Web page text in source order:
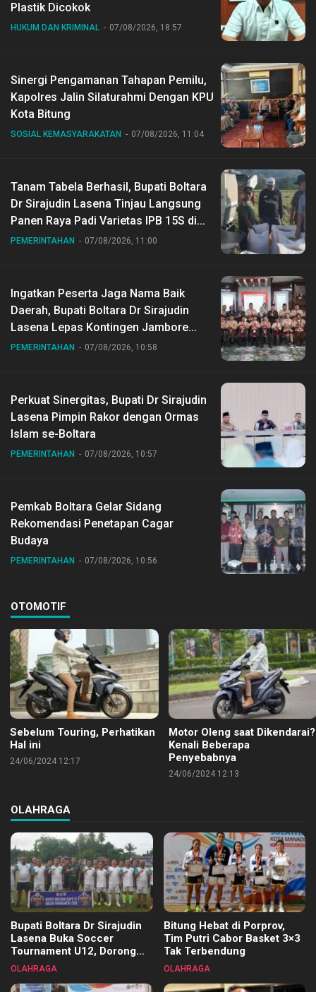
Plastik Dicokok
HUKUM DAN KRIMINAL 07/08/2026, 18:57
Sinergi Pengamanan Tahapan Pemilu,
Kapolres Jalin Silaturahmi Dengan KPU
Kota Bitung
SOSIAL KEMASYARAKATAN 07/08/2026, 11:04
Tanam Tabela Berhasil, Bupati Boltara
Dr Sirajudin Lasena Tinjau Langsung
Panen Raya Padi Varietas IPB 15S di
Desa Gihang
PEMERINTAHAN 07/08/2026, 11:00
Ingatkan Peserta Jaga Nama Baik
Daerah, Bupati Boltara Dr Sirajudin
Lasena Lepas Kontingen Jambore
Nasional ke XII di Buperta Cibubur
PEMERINTAHAN 07/08/2026, 10:58
Perkuat Sinergitas, Bupati Dr Sirajudin
Lasena Pimpin Rakor dengan Ormas
Islam se-Boltara
PEMERINTAHAN 07/08/2026, 10:57
Pemkab Boltara Gelar Sidang
Rekomendasi Penetapan Cagar
Budaya
PEMERINTAHAN 07/08/2026, 10:56
OTOMOTIF
Sebelum Touring, Perhatikan
Hal ini
24/06/2024 12:17
Motor Oleng saat Dikendarai?
Kenali Beberapa
Penyebabnya
24/06/2024 12:13
OLAHRAGA
Bupati Boltara Dr Sirajudin
Lasena Buka Soccer
Tournament U12, Dorong
Pembinaan Merata di Setiap
OLAHRAGA
Bitung Hebat di Porprov,
Tim Putri Cabor Basket 3×3
Tak Terbendung
OLAHRAGA